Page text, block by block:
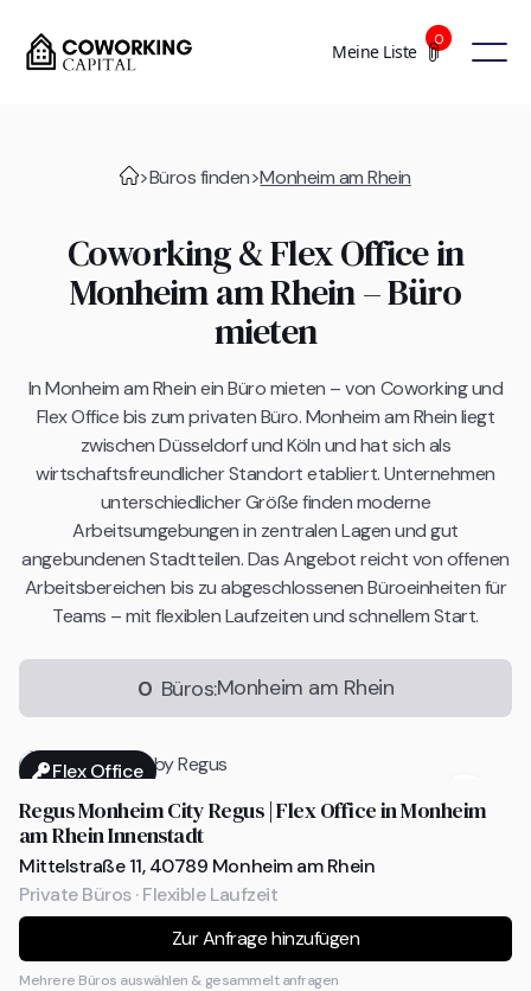
0
Meine Liste
>Büros finden>Monheim am Rhein
Coworking & Flex Office in
Monheim am Rhein – Büro
mieten
In Monheim am Rhein ein Büro mieten – von Coworking und
Flex Office bis zum privaten Büro. Monheim am Rhein liegt
zwischen Düsseldorf und Köln und hat sich als
wirtschaftsfreundlicher Standort etabliert. Unternehmen
unterschiedlicher Größe finden moderne
Arbeitsumgebungen in zentralen Lagen und gut
angebundenen Stadtteilen. Das Angebot reicht von offenen
Arbeitsbereichen bis zu abgeschlossenen Büroeinheiten für
Teams – mit flexiblen Laufzeiten und schnellem Start.
0 Büros:Monheim am Rhein
Flex Office
Regus Monheim City Regus | Flex Office in Monheim
am Rhein Innenstadt
Mittelstraße 11, 40789 Monheim am Rhein
Private Büros · Flexible Laufzeit
Zur Anfrage hinzufügen
Mehrere Büros auswählen & gesammelt anfragen